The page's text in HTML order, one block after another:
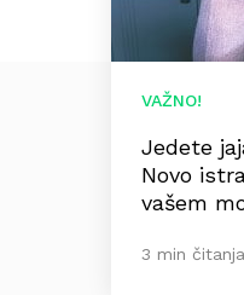
VAŽNO!
Jedete
Novo
vašem
3 min čitanja